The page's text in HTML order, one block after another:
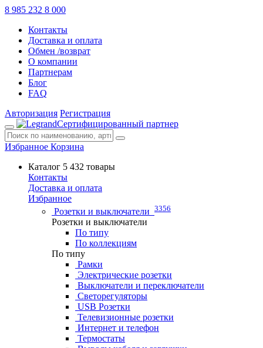
8 985 232 8 000
Контакты
Доставка и оплата
Обмен /возврат
О компании
Партнерам
Блог
FAQ
Авторизация Регистрация
Сертифицированный партнер
Избранное Корзина
Каталог 5 432 товары
Контакты
Доставка и оплата
Избранное
Розетки и выключатели 3356
Розетки и выключатели
По типу
По коллекциям
По типу
Рамки
Электрические розетки
Выключатели и переключатели
Светорегуляторы
USB Розетки
Телевизионные розетки
Интернет и телефон
Термостаты